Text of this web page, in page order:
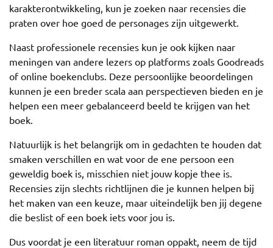
karakterontwikkeling, kun je zoeken naar recensies die
praten over hoe goed de personages zijn uitgewerkt.
Naast professionele recensies kun je ook kijken naar
meningen van andere lezers op platforms zoals Goodreads
of online boekenclubs. Deze persoonlijke beoordelingen
kunnen je een breder scala aan perspectieven bieden en je
helpen een meer gebalanceerd beeld te krijgen van het
boek.
Natuurlijk is het belangrijk om in gedachten te houden dat
smaken verschillen en wat voor de ene persoon een
geweldig boek is, misschien niet jouw kopje thee is.
Recensies zijn slechts richtlijnen die je kunnen helpen bij
het maken van een keuze, maar uiteindelijk ben jij degene
die beslist of een boek iets voor jou is.
Dus voordat je een literatuur roman oppakt, neem de tijd